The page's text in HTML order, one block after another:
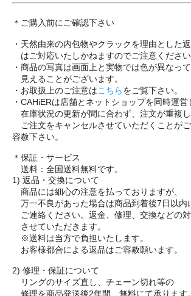
＊ご購入前にご確認下さい
・天然由来の内包物やクラックを理由とした
はご対応いたしかねますのでご注意ください
・商品の写真は画面上と実物では色が異なって
見えることがございます。
・お取扱上のご注意はこちらをご覧下さい。
・CAHiERは店舗とネットショップを同時運営
在庫状況の更新が間に合わず、注文が重複し
ご注文をキャンセルさせていただくことが
容赦下さい。
＊保証・サービス
送料：全国送料無料です。
1) 返品・交換について
商品には細心の注意を払っておりますが、
万一不良があった場合は商品到着後7日以内
ご連絡ください。返金、修理、交換などの
させていただきます。
※送料は当方で負担いたします。
お客様都合による返品はご容赦願います。
2) 修理・保証について
リングのサイズ直し、チェーン切れ等の
修理を商品発送後2年間、無料にて承ります。